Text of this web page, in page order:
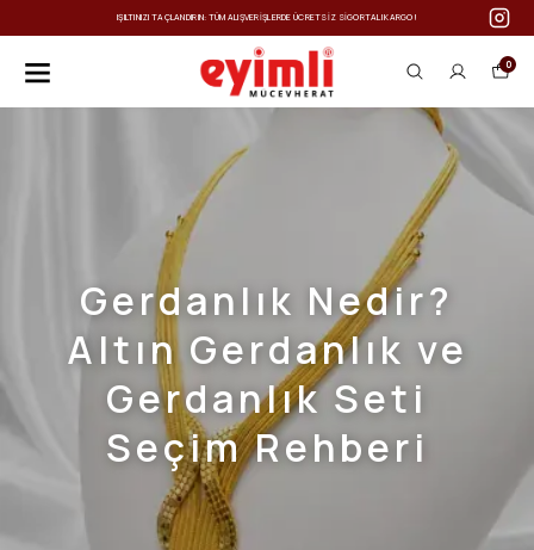
IŞILTINIZI TAÇLANDIRIN: TÜM ALIŞVERIŞLERDE ÜCRETSIZ SIGORTALI KARGO!
0
Gerdanlık Nedir?
Altın Gerdanlık ve
Gerdanlık Seti
Seçim Rehberi